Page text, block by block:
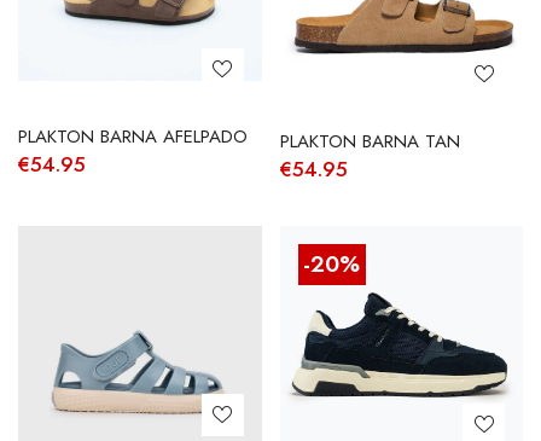
PLAKTON BARNA AFELPADO
€54.95
PLAKTON BARNA TAN
€54.95
-20%